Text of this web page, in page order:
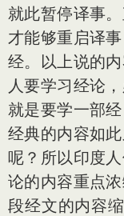
就此暂停译事
才能够重启译
经。以上说的
人要学习经论
就是要学一部
经典的内容如
呢？所以印度
论的内容重点
段经文的内容